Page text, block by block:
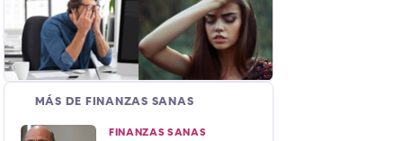
MÁS DE FINANZAS SANAS
FINANZAS SANAS